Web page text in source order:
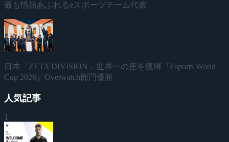
最も情熱あふれるeスポーツチーム代表
日本「ZETA DIVISION」世界一の座を獲得『Esports World
Cup 2026』Overwatch部門優勝
人気記事
1